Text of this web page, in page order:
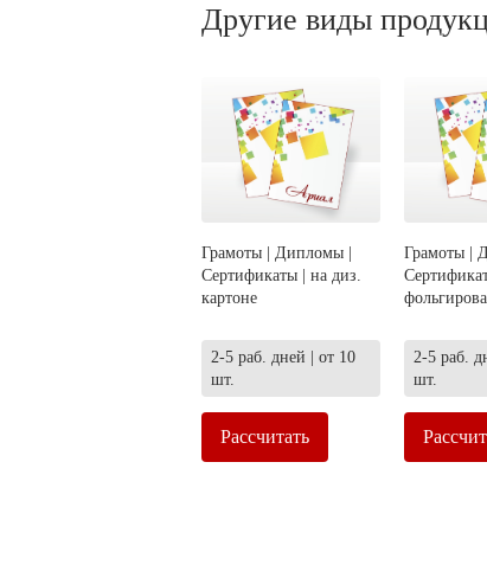
Другие виды
Грамоты | Дипломы |
Сертификаты | на диз.
картоне
2-5 раб. дней | от 10
шт.
Рассчитать
Грамоты |
2-5 раб.
шт.